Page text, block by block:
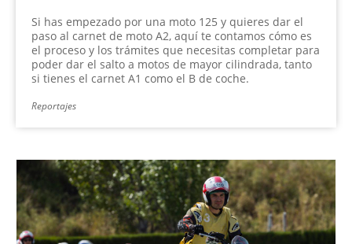
Si has empezado por una moto 125 y quieres dar el
paso al carnet de moto A2, aquí te contamos cómo es
el proceso y los trámites que necesitas completar para
poder dar el salto a motos de mayor cilindrada, tanto
si tienes el carnet A1 como el B de coche.
Reportajes